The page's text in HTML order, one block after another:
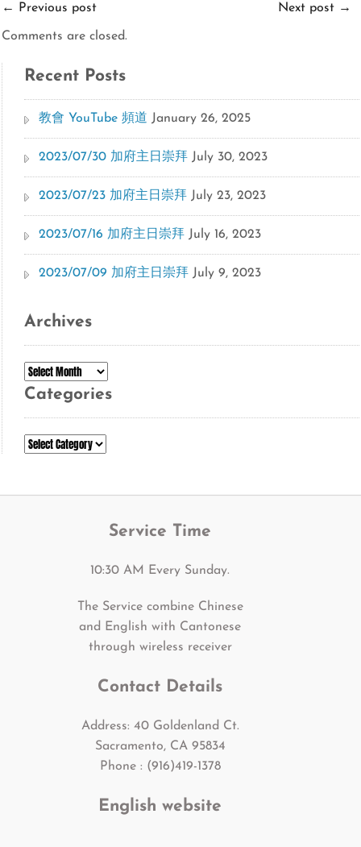
← Previous post Next post →
Comments are closed.
Recent Posts
教會 YouTube 頻道 January 26, 2025
2023/07/30 加府主日崇拜 July 30, 2023
2023/07/23 加府主日崇拜 July 23, 2023
2023/07/16 加府主日崇拜 July 16, 2023
2023/07/09 加府主日崇拜 July 9, 2023
Archives
Archives
Categories
Categories
Service Time
10:30 AM Every Sunday.
The Service combine Chinese
and English with Cantonese
through wireless receiver
Contact Details
Address: 40 Goldenland Ct.
Sacramento, CA 95834
Phone : (916)419-1378
English website